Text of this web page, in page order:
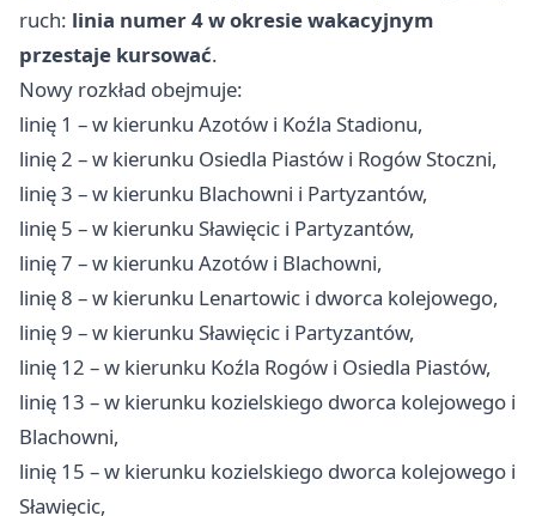
ruch: linia numer 4 w okresie wakacyjnym
przestaje kursować.
Nowy rozkład obejmuje:
linię 1 – w kierunku Azotów i Koźla Stadionu,
linię 2 – w kierunku Osiedla Piastów i Rogów Stoczni,
linię 3 – w kierunku Blachowni i Partyzantów,
linię 5 – w kierunku Sławięcic i Partyzantów,
linię 7 – w kierunku Azotów i Blachowni,
linię 8 – w kierunku Lenartowic i dworca kolejowego,
linię 9 – w kierunku Sławięcic i Partyzantów,
linię 12 – w kierunku Koźla Rogów i Osiedla Piastów,
linię 13 – w kierunku kozielskiego dworca kolejowego i
Blachowni,
linię 15 – w kierunku kozielskiego dworca kolejowego i
Sławięcic,